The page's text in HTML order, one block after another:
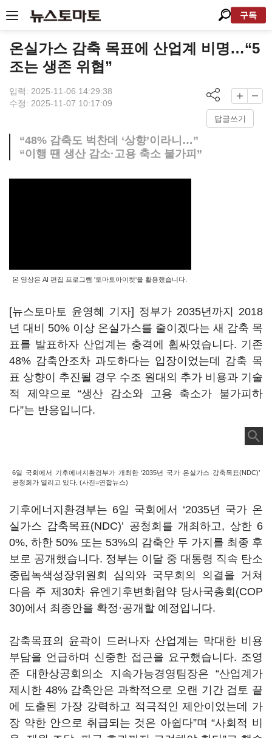
구독
온실가스 감축 목표에 산업계 비명…“5
조는 생존 위협”
입력: 2025-11-06 14:29:38
수정: 2025-11-07 10:17:09
답글쓰기
“48% 감축도 벅찬데 ‘상향’이라니…”
“이행 땐 생산 감소·고용 축소 불가피”
본 영상은 AI 편집 프로그램 '토마토아이컷'을 활용했습니다.
[뉴스토마토 윤영혜 기자] 정부가 2035년까지 2018
년 대비 50% 이상 온실가스를 줄이겠다는 새 감축 목
표를 발표하자 산업계는 충격에 휩싸였습니다. 기존
48% 감축안조차 과도하다는 입장이었는데 감축 목
표 상향이 추진될 경우 수조 원대의 추가 비용과 기술
적 제약으로 “생산 감소와 고용 축소가 불가피하
다”는 반응입니다.
6일 국회에서 기후에너지환경부가 개최한 ‘2035년 국가 온실가스 감축목표(NDC)’
공청회가 열리고 있다. (사진=연합뉴스)
기후에너지환경부는 6일 국회에서 ‘2035년 국가 온
실가스 감축목표(NDC)’ 공청회를 개최하고, 상한 6
0%, 하한 50% 또는 53%의 감축안 두 가지를 최종 후
보로 공개했습니다. 정부는 이달 중 대통령 직속 탄소
중립녹색성장위원회 심의와 국무회의 의결을 거쳐
다음 주 제30차 유엔기후변화협약 당사국총회(COP
30)에서 최종안을 확정·공개할 예정입니다.
감축목표의 윤곽이 드러나자 산업계는 막대한 비용
부담을 언급하며 신중한 접근을 요구했습니다. 조영
준 대한상공회의소 지속가능경영팀장은 “산업계가
제시한 48% 감축안은 과학적으로 오랜 기간 검토 끝
에 도출된 가장 강력하고 적극적인 제안이었는데 가
장 약한 안으로 취급되는 것은 아쉽다”며 “사회적 비